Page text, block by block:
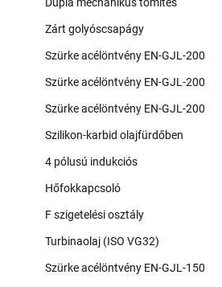
Zárt golyóscsapágy
Szürke acélöntvény EN-GJL-200
Szürke acélöntvény EN-GJL-200
Szürke acélöntvény EN-GJL-200
Szilikon-karbid olajfürdőben
4 pólusú indukciós
Hőfokkapcsoló
F szigetelési osztály
Turbinaolaj (ISO VG32)
Szürke acélöntvény EN-GJL-150